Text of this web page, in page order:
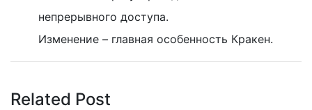
непрерывного доступа.
Изменение – главная особенность Кракен.
Related Post